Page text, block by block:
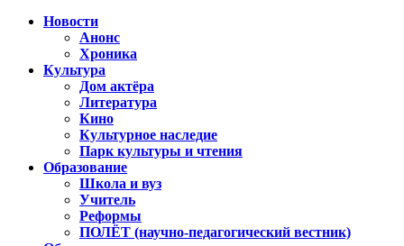
Новости
Анонс
Хроника
Культура
Дом актёра
Литература
Кино
Культурное наследие
Парк культуры и чтения
Образование
Школа и вуз
Учитель
Реформы
ПОЛЁТ (научно-педагогический вестник)